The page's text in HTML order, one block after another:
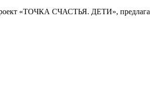
«ТОЧКА СЧАСТЬЯ. ДЕТИ»,